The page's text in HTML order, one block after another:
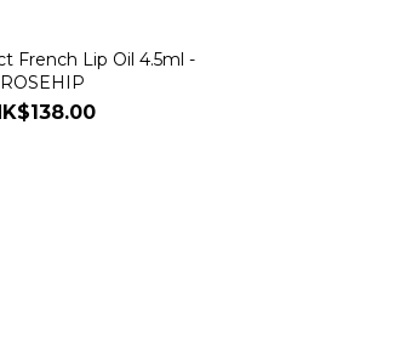
French Lip Oil 4.5ml -
ROSEHIP